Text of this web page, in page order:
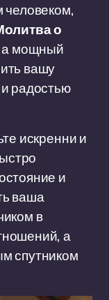
о
а мощный
вашу
радостью
искренни и
и
ваша
в
а
спутником